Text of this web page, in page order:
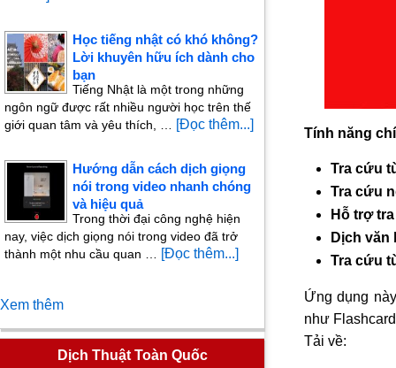
Tính năng
Tra cứu
Tra cứu
Hỗ trợ
Dịch văn
Tra cứu
Ứng dụng
như
Tải về:
Học tiếng nhật có khó không?
Lời khuyên hữu ích dành cho
bạn
Tiếng Nhật là một trong những
ngôn ngữ được rất nhiều người học trên thế
giới quan tâm và yêu thích, …
[Đọc thêm...]
Hướng dẫn cách dịch giọng
nói trong video nhanh chóng
và hiệu quả
Trong thời đại công nghệ hiện
nay, việc dịch giọng nói trong video đã trở
thành một nhu cầu quan …
[Đọc thêm...]
Xem thêm
Dịch Thuật Toàn Quốc